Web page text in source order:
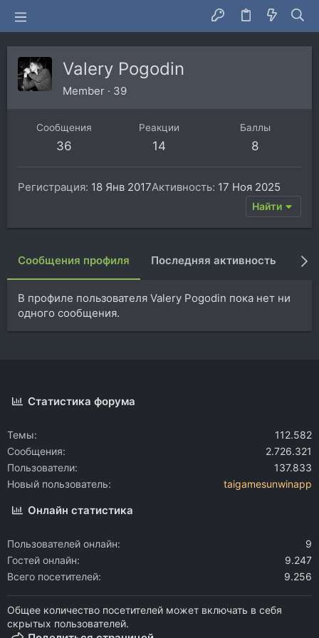
Valery Pogodin
Member · 39
Сообщения
36
Реакции
14
Баллы
8
Регистрация 18 Янв 2017Активность 17 Ноя 2025
Найти
Сообщения профиля Последняя активность
В профиле пользователя Valery Pogodin пока нет ни
одного сообщения.
Статистика форума
Темы
112.582
Сообщения
2.726.321
Пользователи
137.833
Новый пользователь
taigamesunwinapp
Онлайн статистика
Пользователей онлайн
9
Гостей онлайн
9.247
Всего посетителей
9.256
Общее количество посетителей может включать в себя
скрытых пользователей.